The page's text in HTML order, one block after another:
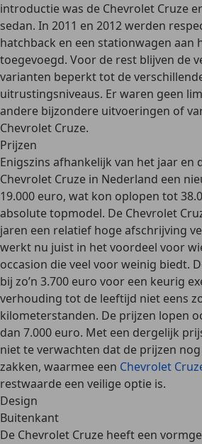
introductie was de Chevrolet Cruze er
sedan. In 2011 en 2012 werden
hatchback en een stationwagen aan
toegevoegd. Voor de rest blijven de
varianten beperkt tot de
uitrustingsniveaus. Er waren geen
andere bijzondere uitvoeringen of
Chevrolet Cruze.
Prijzen
Enigszins afhankelijk van het jaar en
Chevrolet Cruze in Nederland een
19.000 euro, wat kon oplopen tot
absolute topmodel. De Chevrolet
jaren een relatief hoge afschrijving
werkt nu juist in het voordeel voor
occasion die veel voor weinig biedt.
bij zo’n 3.700 euro voor een keurig
verhouding tot de leeftijd niet eens
kilometerstanden. De prijzen lopen
dan 7.000 euro. Met een dergelijk
niet te verwachten dat de prijzen
zakken, waarmee een Chevrolet
restwaarde een veilige optie is.
Design
Buitenkant
De Chevrolet Cruze heeft een